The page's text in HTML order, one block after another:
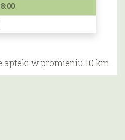
apteki w promieniu 10 km